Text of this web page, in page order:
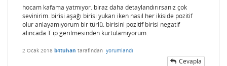
hocam kafama yatmıyor. biraz daha detaylandırırsanız çok
sevinirim. birisi aşağı birisi yukarı iken nasıl her ikiside pozitif
olur anlayamıyorum bir türlü. birisini pozitif birisi negatif
alıncada T ip gerilmesinden kurtulamıyorum.
2 Ocak 2018 b4tuhan tarafından yorumlandı
Cevapla